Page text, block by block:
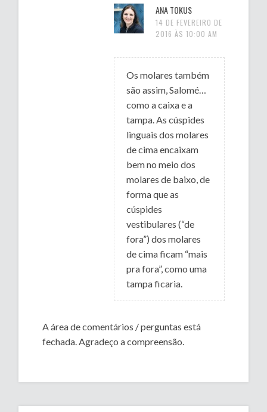
ANA TOKUS
14 DE FEVEREIRO DE
2016 ÀS 10:00 AM
Os molares também
são assim, Salomé…
como a caixa e a
tampa. As cúspides
linguais dos molares
de cima encaixam
bem no meio dos
molares de baixo, de
forma que as
cúspides
vestibulares (“de
fora”) dos molares
de cima ficam “mais
pra fora”, como uma
tampa ficaria.
A área de comentários / perguntas está
fechada. Agradeço a compreensão.